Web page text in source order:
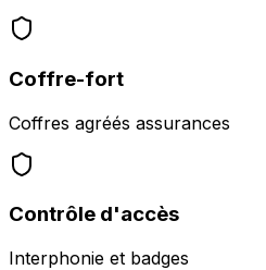
Coffre-fort
Coffres agréés assurances
Contrôle d'accès
Interphonie et badges